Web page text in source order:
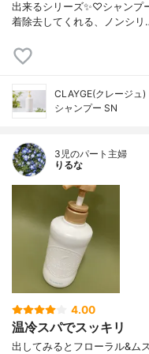
出来るシリーズ✨♡シャンプ
着除去してくれる、ノンシリ
CLAYGE(クレージュ)
シャンプー SN
3児のパート主婦
りるな
4.00
温冷スパでスッキリ
出してみるとフローラル&ム